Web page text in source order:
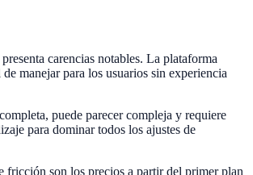
carencias notables. La plataforma
manejar para los usuarios sin experiencia
puede parecer compleja y requiere
para dominar todos los ajustes de
fricción son los precios a partir del primer plan